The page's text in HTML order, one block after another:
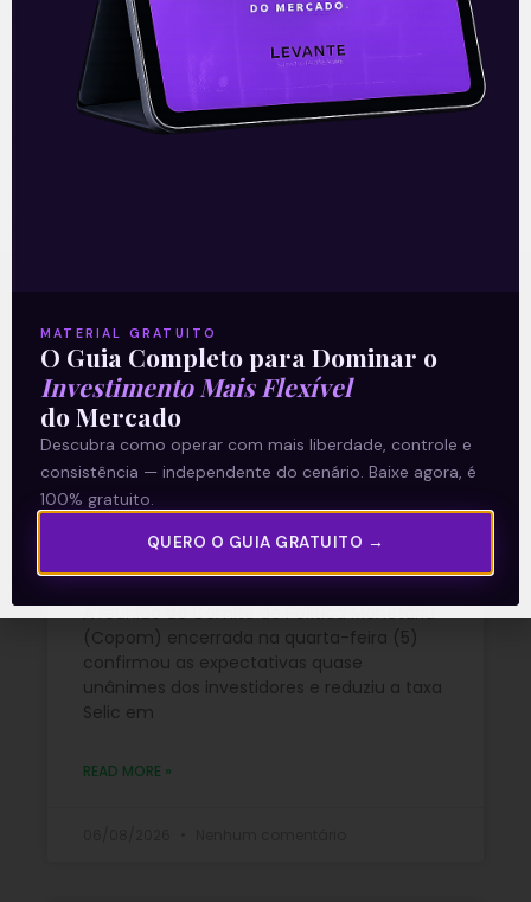
O conteúdo foi útil para você? Compartilhe!
Recomendado para
você
Ouvindo o que o Copom não
disse
A reunião do Comitê de Política Monetária
(Copom) encerrada na quarta-feira (5)
confirmou as expectativas quase
unânimes dos investidores e reduziu a taxa
Selic em
READ MORE »
MATERIAL GRATUITO
O Guia Completo para Dominar o
Investimento Mais Flexível
do Mercado
Descubra como operar com mais liberdade, controle e
consistência — independente do cenário. Baixe agora, é
100% gratuito.
QUERO O GUIA GRATUITO →